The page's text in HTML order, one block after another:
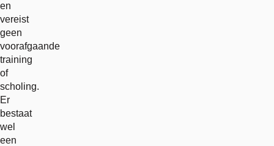
en
vereist
geen
voorafgaande
training
of
scholing.
Er
bestaat
wel
een